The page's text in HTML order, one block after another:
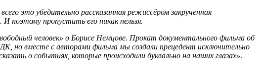
это убедительно рассказанная режиссёром закрученная
поэтому пропустить его никак нельзя.
человек» о Борисе Немцове. Прокат документального фильма об
но вместе с авторами фильма мы создали прецедент исключительно
о событиях, которые происходили буквально на наших глазах».